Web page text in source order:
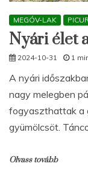
MEGÓV-LAK
Nyári élet
2024-10-31 1
A nyári
nagy melegben
fogyaszthattak a
gyümölcsöt.
Olvass tovább